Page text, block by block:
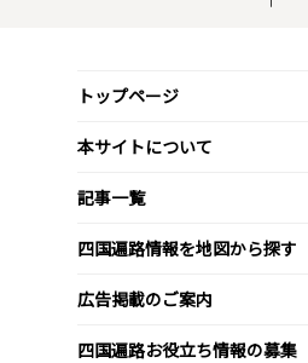
トップページ
本サイトについて
記事一覧
四国遍路情報を地図から探す
広告掲載のご案内
四国遍路お役立ち情報の募集